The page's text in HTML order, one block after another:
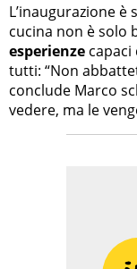
L’inaugurazione è
cucina non è solo
esperienze
tutti: “Non
conclude Marco
vedere, ma le